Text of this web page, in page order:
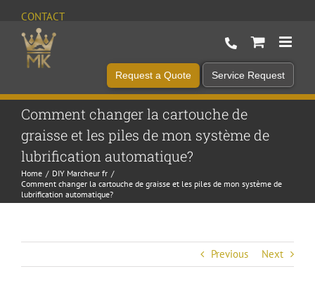
content
CONTACT
Request a Quote Service Request
Comment changer la cartouche de
graisse et les piles de mon système de
lubrification automatique?
Home
DIY Marcheur fr
Comment changer la cartouche de graisse et les piles de mon système de
lubrification automatique?
Previous Next